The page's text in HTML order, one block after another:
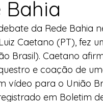
Indicação
Social
Bahia
da Rede Bahia
Caetano (PT), fez
Brasil). Caetano
e coação de
vídeo para o União
em Boletim